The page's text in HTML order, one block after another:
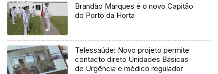
Brandão Marques é o novo Capitão
do Porto da Horta
Telessaúde: Novo projeto permite
contacto direto Unidades Básicas
de Urgência e médico regulador